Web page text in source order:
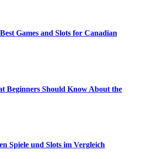
Games and Slots for Canadian
Beginners Should Know About the
Spiele und Slots im Vergleich